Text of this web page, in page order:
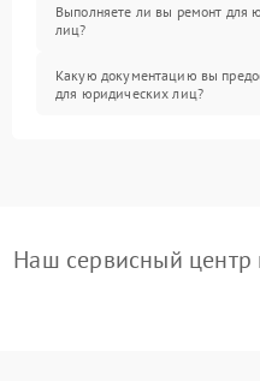
Выполняете ли вы ремонт для
лиц?
Какую документацию вы
для юридических лиц?
Наш сервисный